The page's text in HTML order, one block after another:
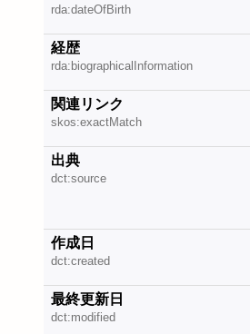
rda:dateOfBirth
経歴
rda:biographicalInformation
関連リンク
skos:exactMatch
出典
dct:source
作成日
dct:created
最終更新日
dct:modified